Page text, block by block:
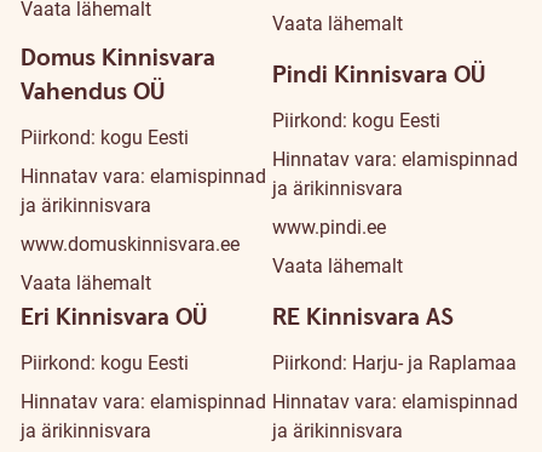
Vaata lähemalt
Vaata lähemalt
Domus Kinnisvara
Vahendus OÜ
Piirkond: kogu Eesti
Hinnatav vara: elamispinnad
ja ärikinnisvara
www.domuskinnisvara.ee
Vaata lähemalt
Pindi Kinnisvara OÜ
Piirkond: kogu Eesti
Hinnatav vara: elamispinnad
ja ärikinnisvara
www.pindi.ee
Vaata lähemalt
Eri Kinnisvara OÜ
Piirkond: kogu Eesti
Hinnatav vara: elamispinnad
ja ärikinnisvara
RE Kinnisvara AS
Piirkond: Harju- ja Raplamaa
Hinnatav vara: elamispinnad
ja ärikinnisvara